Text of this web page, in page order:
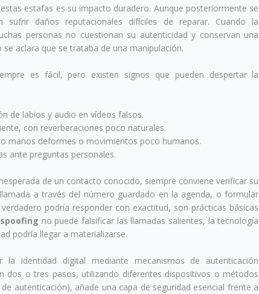
estafas es su impacto duradero. Aunque posteriormente se
sufrir daños reputacionales difíciles de reparar. Cuando la
personas no cuestionan su autenticidad y conservan una
aclara que se trataba de una manipulación.
es fácil, pero existen signos que pueden despertar la
de labios y audio en vídeos falsos.
con reverberaciones poco naturales.
manos deformes o movimientos poco humanos.
ante preguntas personales.
de un contacto conocido, siempre conviene verificar su
a través del número guardado en la agenda, o formular
podría responder con exactitud, son prácticas básicas
spoofing no puede falsificar las llamadas salientes, la tecnología
podría llegar a materializarse.
la identidad digital mediante mecanismos de autenticación
dos o tres pasos, utilizando diferentes dispositivos o métodos
autenticación), añade una capa de seguridad esencial frente a